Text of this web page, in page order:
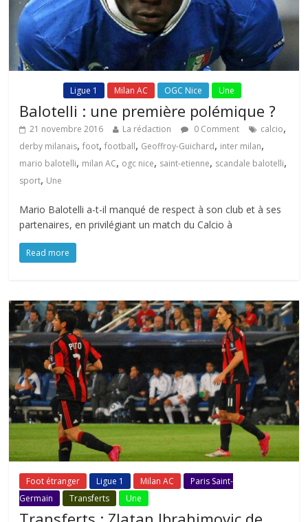
Ligue 1 Milan AC OGC Nice Une
Balotelli : une première polémique ?
21 novembre 2016 La rédaction 0 Comment calcio,
derby milanais,foot,football, Geoffroy-Guichard, inter milan,
mario balotelli, milan AC, ogc nice, saint-etienne, scandale balotelli,
sport, Une
Mario Balotelli a-t-il manqué de respect à son club et à ses
partenaires, en privilégiant un match du Calcio à
Read more
Foot étranger Ligue 1 Milan AC
Paris Saint-
Germain
Transferts Une